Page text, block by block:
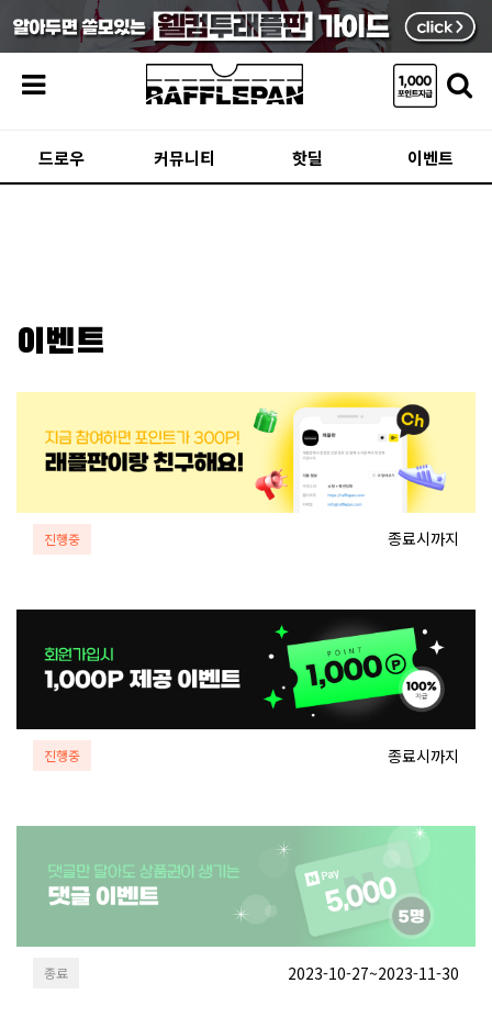
드로우 커뮤니티 핫딜 이벤트
이벤트
진행중 종료시까지
진행중 종료시까지
종료 2023-10-27~2023-11-30